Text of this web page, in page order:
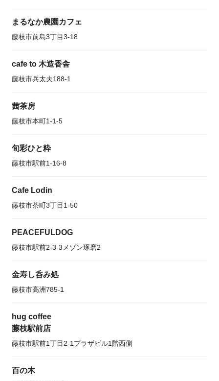
まるなか農園カフェ
藤枝市前島3丁目3-18
cafe to 木造香舎
藤枝市兵太夫188-1
茜茶房
藤枝市本町1-1-5
旬彩ひと粋
藤枝市駅前1-16-8
Cafe Lodin
藤枝市茶町3丁目1-50
PEACEFULDOG
藤枝市駅前2-3-3メゾン琢磨2
金寿し呑み処
藤枝市高洲785-1
hug coffee
藤枝駅前店
藤枝市駅前1丁目2-1プラザビル1階西側
百の木